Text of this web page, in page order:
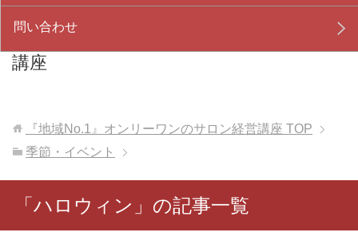
『地域No.1』オンリーワンのサロン経営
講座
問い合わせ
『地域No.1』オンリーワンのサロン経営講座 TOP
季節・イベント
「ハロウィン」の記事一覧